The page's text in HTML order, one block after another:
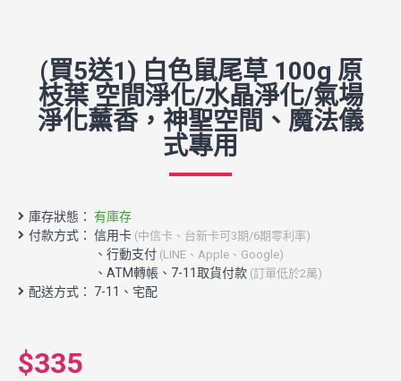
(買5送1) 白色鼠尾草 100g 原
枝葉 空間淨化/水晶淨化/氣場
淨化薰香，神聖空間、魔法儀
式專用
庫存狀態： 有庫存
付款方式： 信用卡 (中信卡、台新卡可3期/6期零利率)
配送方式： 7-11、宅配
$335